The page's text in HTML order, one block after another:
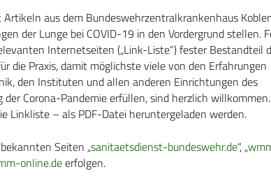
aus dem Bundeswehrzentralkrankenhaus
der Lunge bei COVID-19 in den Vordergrund stellen.
Internetseiten („Link-Liste“) fester Bestandteil
die Praxis, damit möglichste viele von den Erfahrungen
den Instituten und allen anderen Einrichtungen des
Corona-Pandemie erfüllen, sind herzlich
Linkliste – als PDF-Datei heruntergeladen werden.
Seiten „sanitaetsdienst-bundeswehr.de“, „
online.deerfolgen.